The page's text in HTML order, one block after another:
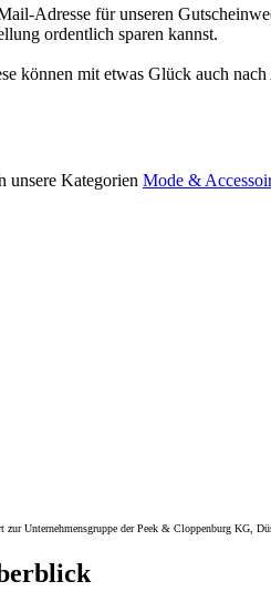
Adresse für unseren
ordentlich sparen kannst.
können mit etwas Glück auch
unsere Kategorien Mode &
der Peek & Cloppenburg KG,